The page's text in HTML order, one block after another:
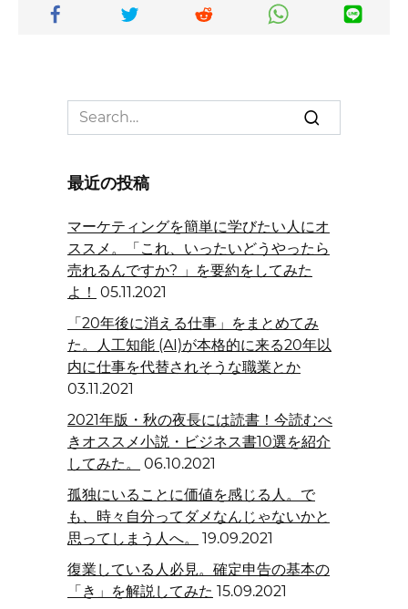
Search
for:
最近の投稿
マーケティングを簡単に学びたい人にオ
ススメ。「これ、いったいどうやったら
売れるんですか? 」を要約をしてみた
よ！ 05.11.2021
「20年後に消える仕事」をまとめてみ
た。人工知能 (AI)が本格的に来る20年以
内に仕事を代替されそうな職業とか
03.11.2021
2021年版・秋の夜長には読書！今読むべ
きオススメ小説・ビジネス書10選を紹介
してみた。
06.10.2021
孤独にいることに価値を感じる人。で
も、時々自分ってダメなんじゃないかと
思ってしまう人へ。
19.09.2021
復業している人必見。確定申告の基本の
「き」を解説してみた 15.09.2021